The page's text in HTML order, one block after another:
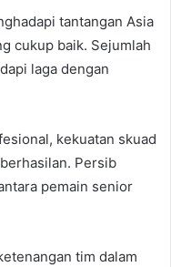
tantangan Asia
cukup baik. Sejumlah
laga dengan
kekuatan skuad
Persib
pemain senior
tim dalam